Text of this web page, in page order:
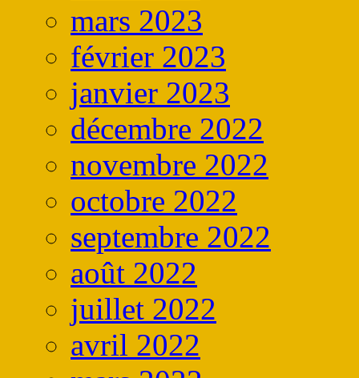
mars 2023
février 2023
janvier 2023
décembre 2022
novembre 2022
octobre 2022
septembre 2022
août 2022
juillet 2022
avril 2022